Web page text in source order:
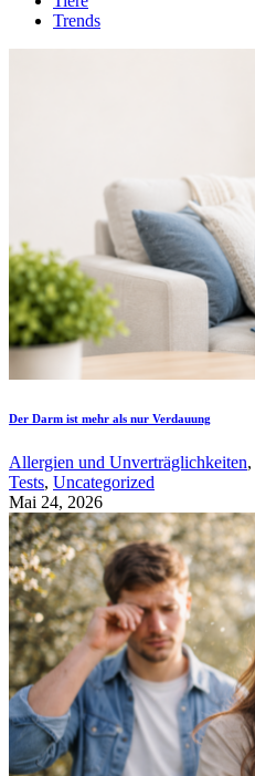
Trends
Der Darm ist mehr als nur Verdauung
Allergien und Unverträglichkeiten,
Tests, Uncategorized
Mai 24, 2026